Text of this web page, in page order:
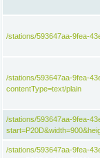
/stations/593647aa-9fea-
/stations/593647aa-9fea-
contentType=text/plain
/stations/593647aa-9fea-
/stations/593647aa-9fea-